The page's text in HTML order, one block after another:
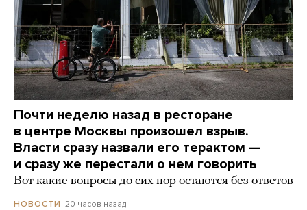
Почти неделю назад в ресторане
в центре Москвы произошел взрыв.
Власти сразу назвали его терактом —
и сразу же перестали о нем говорить
Вот какие вопросы до сих пор остаются без ответов
НОВОСТИ 20 часов назад